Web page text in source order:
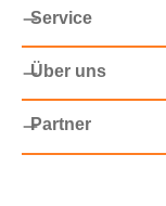
Service
Über uns
Partner